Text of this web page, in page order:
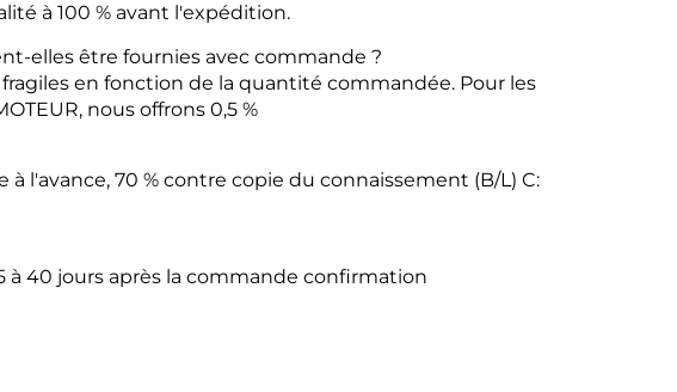
à 100 % avant l'expédition.
elles être fournies avec commande ?
fragiles en fonction de la quantité commandée. Pour les
nous offrons 0,5 %
à l'avance, 70 % contre copie du connaissement (B/L) C:
à 40 jours après la commande confirmation